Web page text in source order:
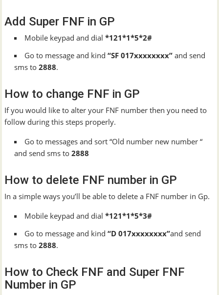
Add Super FNF in GP
Mobile keypad and dial*121*1*5*2#
Go to message and kind“SF 017xxxxxxxx” and send
sms to2888.
How to change FNF in GP
If you would like to alter your FNF number then you need to
follow during this steps properly.
Go to messages and sort “Old number new number “
and send sms to2888
How to delete FNF number in GP
In a simple ways you’ll be able to delete a FNF number in Gp.
Mobile keypad and dial*121*1*5*3#
Go to message and kind“D 017xxxxxxxx”and send
sms to2888.
How to Check FNF and Super FNF
Number in GP